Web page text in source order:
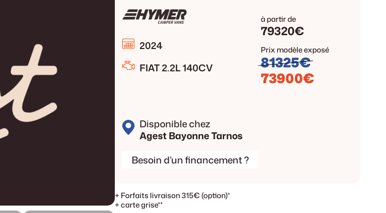
2024
FIAT 2.2L 140CV
à partir de
79320€
Prix modèle exposé
81325€
73900€
Disponible chez
Agest Bayonne Tarnos
Besoin d’un financement ?
+ Forfaits livraison 315€ (option)*
+ carte grise**